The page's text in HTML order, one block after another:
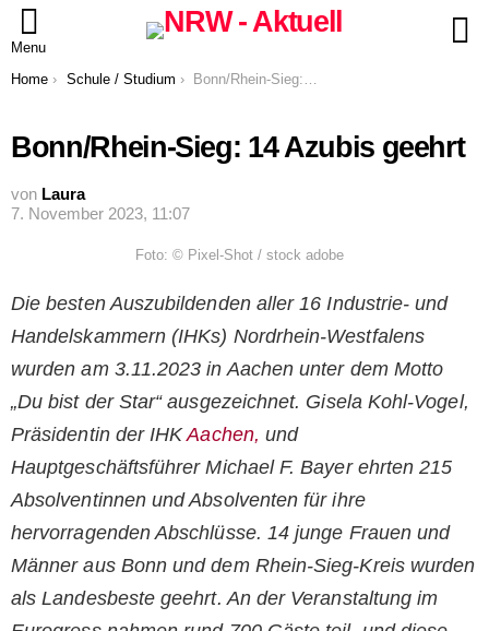
Menu
You are here:
Home Schule / Studium Bonn/Rhein-Sieg: 14 Azubis geehrt
Bonn/Rhein-Sieg: 14 Azubis geehrt
von Laura
7. November 2023, 11:07
Foto: © Pixel-Shot / stock adobe
Die besten Auszubildenden aller 16 Industrie- und
Handelskammern (IHKs) Nordrhein-Westfalens
wurden am 3.11.2023 in Aachen unter dem Motto
„Du bist der Star“ ausgezeichnet. Gisela Kohl-Vogel,
Präsidentin der IHKAachen, und
Hauptgeschäftsführer Michael F. Bayer ehrten 215
Absolventinnen und Absolventen für ihre
hervorragenden Abschlüsse. 14 junge Frauen und
Männer aus Bonn und dem Rhein-Sieg-Kreis wurden
als Landesbeste geehrt. An der Veranstaltung im